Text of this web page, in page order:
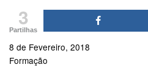
3
Partilhas
8 de Fevereiro, 2018
Formação